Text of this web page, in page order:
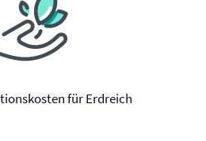
für Erdreich